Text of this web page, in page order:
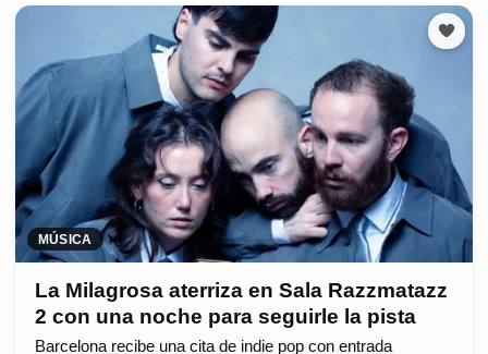
MÚSICA
La Milagrosa aterriza en Sala Razzmatazz
2 con una noche para seguirle la pista
Barcelona recibe una cita de indie pop con entrada